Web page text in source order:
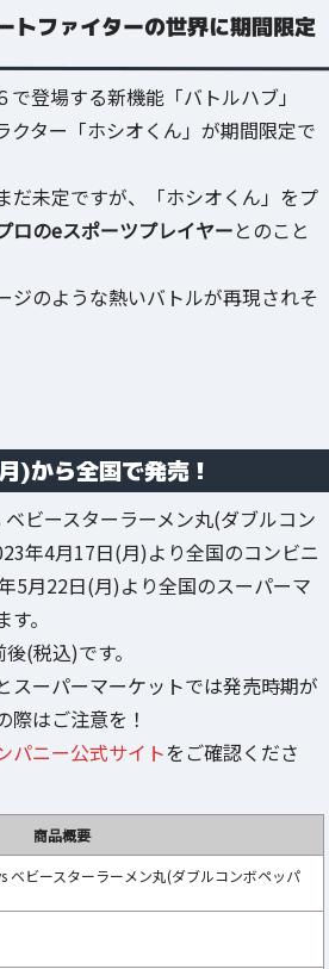
トファイターの世界に期間限定
登場する新機能「バトルハブ」
クター「ホシオくん」が期間限定で
だ未定ですが、「ホシオくん」をプ
ロのeスポーツプレイヤーとのこと
ジのような熱いバトルが再現されそ
から全国で発売！
ベビースターラーメン丸(ダブルコン
年4月17日(月)より全国のコンビニ
5月22日(月)より全国のスーパーマ
。
(税込)です。
スーパーマーケットでは発売時期が
際はご注意を！
パニー公式サイトをご確認くださ
商品概要
ベビースターラーメン丸(ダブルコンボペッパ